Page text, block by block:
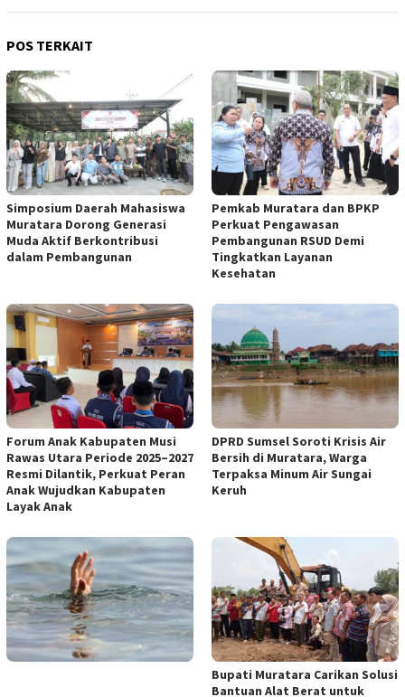
POS TERKAIT
Simposium Daerah Mahasiswa
Muratara Dorong Generasi
Muda Aktif Berkontribusi
dalam Pembangunan
Pemkab Muratara dan BPKP
Perkuat Pengawasan
Pembangunan RSUD Demi
Tingkatkan Layanan
Kesehatan
Forum Anak Kabupaten Musi
Rawas Utara Periode 2025–2027
Resmi Dilantik, Perkuat Peran
Anak Wujudkan Kabupaten
Layak Anak
DPRD Sumsel Soroti Krisis Air
Bersih di Muratara, Warga
Terpaksa Minum Air Sungai
Keruh
Bupati Muratara Carikan Solusi
Bantuan Alat Berat untuk